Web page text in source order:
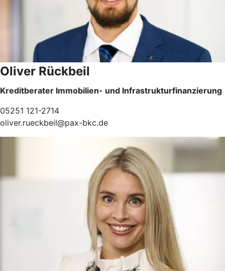
Oliver Rückbeil
Kreditberater Immobilien- und Infrastrukturfinanzierung
05251 121-2714
oliver.rueckbeil@pax-bkc.de